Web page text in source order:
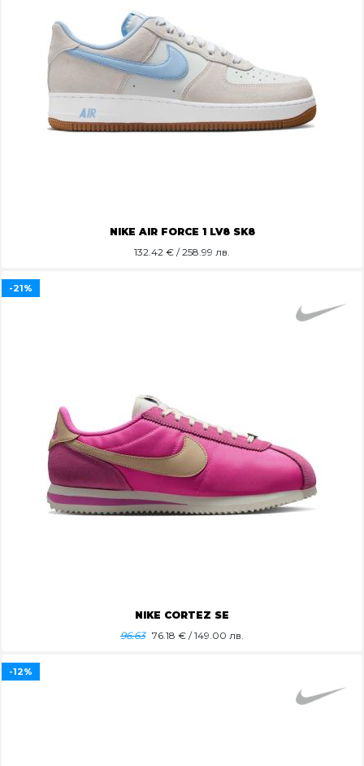
NIKE AIR FORCE 1 LV8 SK8
132.42 € / 258.99 лв.
NIKE CORTEZ SE
96.63 76.18 € / 149.00 лв.
-21%
-12%